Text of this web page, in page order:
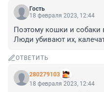
Гость
18 февраля 2023, 12:44
Поэтому кошки и собаки
Люди убивают их,
ОТВЕТИТЬ
280279103
18 февраля 2023, 12:44